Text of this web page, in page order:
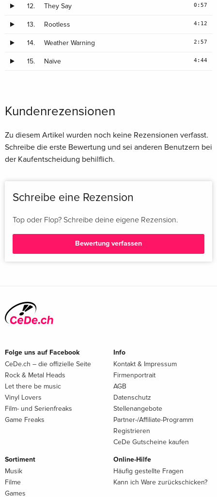
12. They Say 0:57
13. Rootless 4:12
14. Weather Warning 2:57
15. Naïve 4:44
Kundenrezensionen
Zu diesem Artikel wurden noch keine Rezensionen verfasst.
Schreibe die erste Bewertung und sei anderen Benutzern bei
der Kaufentscheidung behilflich.
Schreibe eine Rezension
Top oder Flop? Schreibe deine eigene Rezension.
Bewertung verfassen
Folge uns auf Facebook
CeDe.ch – die offizielle Seite
Rock & Metal Heads
Let there be music
Vinyl Lovers
Film- und Serienfreaks
Game Freaks
Info
Kontakt & Impressum
Firmenportrait
AGB
Datenschutz
Stellenangebote
Partner-/Affiliate-Programm
Registrieren
CeDe Gutscheine kaufen
Sortiment
Musik
Filme
Games
Online-Hilfe
Häufig gestellte Fragen
Kann ich Ware zurückschicken?